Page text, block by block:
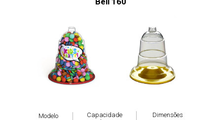
Modelo
Capacidade
Dimensões